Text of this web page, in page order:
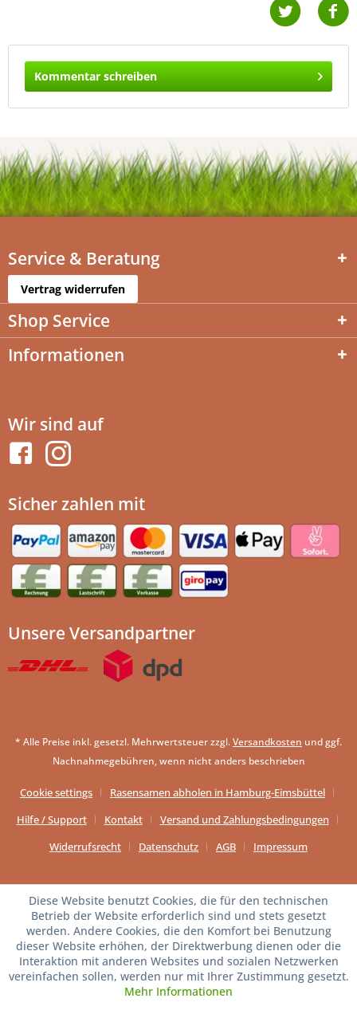
Kommentar schreiben
Service & Beratung
Vertrag widerrufen
Shop Service
Informationen
Wir sind auf
Sicher zahlen mit
Unsere Versandpartner
* Alle Preise inkl. gesetzl. Mehrwertsteuer zzgl.Versandkosten und ggf.
Nachnahmegebühren, wenn nicht anders beschrieben
Cookie settings
Rasensamen abholen in Hamburg-Eimsbüttel
Hilfe / Support
Kontakt
Versand und Zahlungsbedingungen
Widerrufsrecht
Datenschutz AGB Impressum
Diese Website benutzt Cookies, die für den technischen
Betrieb der Website erforderlich sind und stets gesetzt
werden. Andere Cookies, die den Komfort bei Benutzung
dieser Website erhöhen, der Direktwerbung dienen oder die
Interaktion mit anderen Websites und sozialen Netzwerken
vereinfachen sollen, werden nur mit Ihrer Zustimmung gesetzt.
Mehr Informationen